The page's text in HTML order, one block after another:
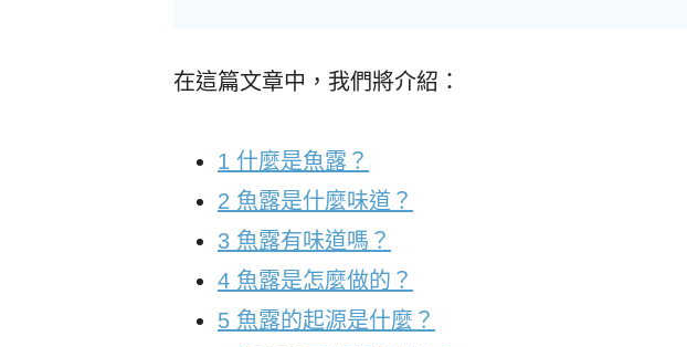
在這篇文章中，我們將介紹：
1 什麼是魚露？
2 魚露是什麼味道？
3 魚露有味道嗎？
4 魚露是怎麼做的？
5 魚露的起源是什麼？